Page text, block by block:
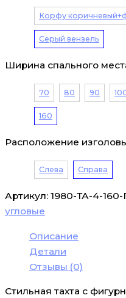
Корфу
Серый вензель
Ширина спального
70 80 90
160
Расположение
Слева Справа
Артикул: 1980-ТА-4-160-
угловые
Описание
Детали
Отзывы (0)
Стильная тахта с